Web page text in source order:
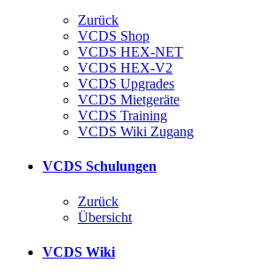
Zurück
VCDS Shop
VCDS HEX-NET
VCDS HEX-V2
VCDS Upgrades
VCDS Mietgeräte
VCDS Training
VCDS Wiki Zugang
VCDS Schulungen
Zurück
Übersicht
VCDS Wiki